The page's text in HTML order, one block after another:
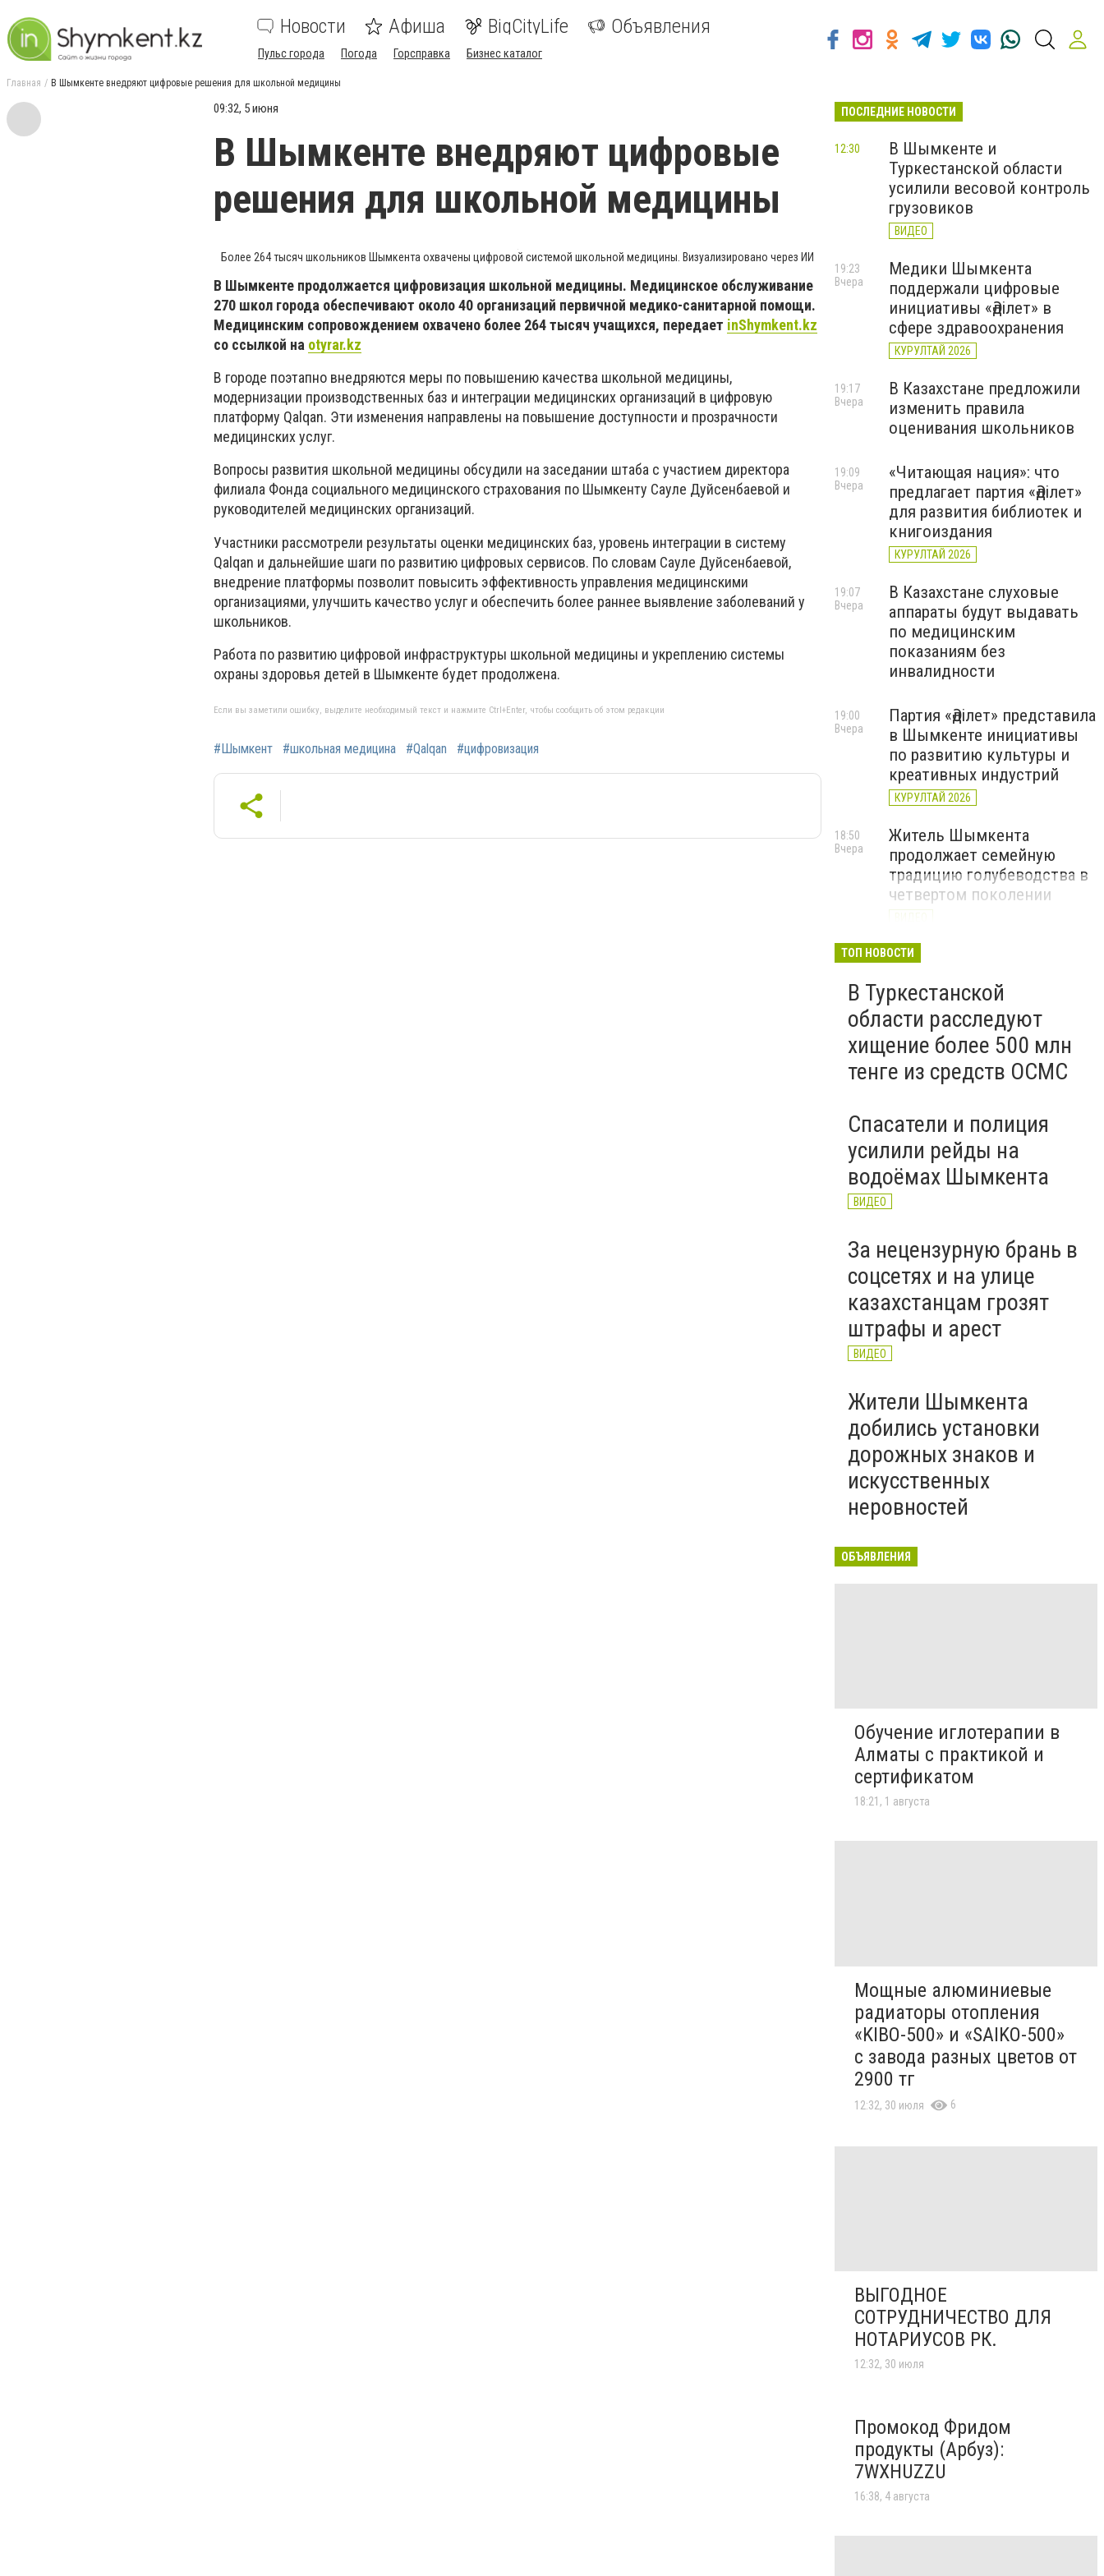
Новости Афиша BigCityLife Объявления
Пульс города Погода Горсправка Бизнес каталог
Главная В Шымкенте внедряют цифровые решения для школьной медицины
09:32, 5 июня
В Шымкенте внедряют цифровые
решения для школьной медицины
Более 264 тысяч школьников Шымкента охвачены цифровой системой школьной медицины. Визуализировано через ИИ
В Шымкенте продолжается цифровизация школьной медицины. Медицинское обслуживание
270 школ города обеспечивают около 40 организаций первичной медико-санитарной помощи.
Медицинским сопровождением охвачено более 264 тысяч учащихся, передает inShymkent.kz
со ссылкой на otyrar.kz
В городе поэтапно внедряются меры по повышению качества школьной медицины,
модернизации производственных баз и интеграции медицинских организаций в цифровую
платформу Qalqan. Эти изменения направлены на повышение доступности и прозрачности
медицинских услуг.
Вопросы развития школьной медицины обсудили на заседании штаба с участием директора
филиала Фонда социального медицинского страхования по Шымкенту Сауле Дуйсенбаевой и
руководителей медицинских организаций.
Участники рассмотрели результаты оценки медицинских баз, уровень интеграции в систему
Qalqan и дальнейшие шаги по развитию цифровых сервисов. По словам Сауле Дуйсенбаевой,
внедрение платформы позволит повысить эффективность управления медицинскими
организациями, улучшить качество услуг и обеспечить более раннее выявление заболеваний у
школьников.
Работа по развитию цифровой инфраструктуры школьной медицины и укреплению системы
охраны здоровья детей в Шымкенте будет продолжена.
Если вы заметили ошибку, выделите необходимый текст и нажмите Ctrl+Enter, чтобы сообщить об этом редакции
#Шымкент #школьная медицина #Qalqan #цифровизация
ПОСЛЕДНИЕ НОВОСТИ
В Шымкенте и
Туркестанской области
усилили весовой контроль
грузовиков
ВИДЕО
12:30
Медики Шымкента
поддержали цифровые
инициативы «Әділет» в
сфере здравоохранения
КУРУЛТАЙ 2026
19:23
Вчера
В Казахстане предложили
изменить правила
оценивания школьников
19:17
Вчера
«Читающая нация»: что
предлагает партия «Әділет»
для развития библиотек и
книгоиздания
КУРУЛТАЙ 2026
19:09
Вчера
В Казахстане слуховые
аппараты будут выдавать
по медицинским
показаниям без
инвалидности
19:07
Вчера
Партия «Әділет» представила
в Шымкенте инициативы
по развитию культуры и
креативных индустрий
КУРУЛТАЙ 2026
19:00
Вчера
Житель Шымкента
продолжает семейную
традицию голубеводства в
четвертом поколении
18:50
Вчера
«Әділет» объединила
регионов на форуме
цифровых инициатив
КУРУЛТАЙ 2026
17:22
ТОП НОВОСТИ
В Туркестанской
области расследуют
хищение более 500 млн
тенге из средств ОСМС
Спасатели и полиция
усилили рейды на
водоёмах Шымкента
ВИДЕО
За нецензурную брань в
соцсетях и на улице
казахстанцам грозят
штрафы и арест
ВИДЕО
Жители Шымкента
добились установки
дорожных знаков и
искусственных
неровностей
ОБЪЯВЛЕНИЯ
Обучение иглотерапии в
Алматы с практикой и
сертификатом
18:21, 1 августа
Мощные алюминиевые
радиаторы отопления
«KIBO-500» и «SAIKO-500»
с завода разных цветов от
2900 тг
12:32, 30 июля 6
ВЫГОДНОЕ
СОТРУДНИЧЕСТВО ДЛЯ
НОТАРИУСОВ РК.
12:32, 30 июля
Промокод Фридом
продукты (Арбуз):
7WXHUZZU
16:38, 4 августа